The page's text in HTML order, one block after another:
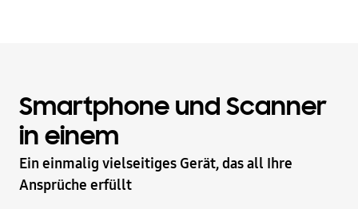
Smartphone und Scanner
in einem
Ein einmalig vielseitiges Gerät, das all Ihre
Ansprüche erfüllt